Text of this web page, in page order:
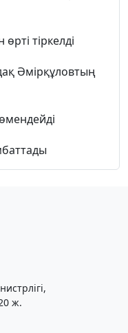
тіркелді
Әмірқұловтың
ж.